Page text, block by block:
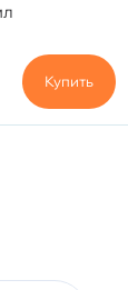
Купить